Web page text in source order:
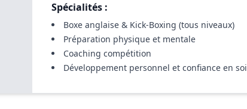
Spécialités :
Boxe anglaise & Kick-Boxing (tous niveaux)
Préparation physique et mentale
Coaching compétition
Développement personnel et confiance en soi